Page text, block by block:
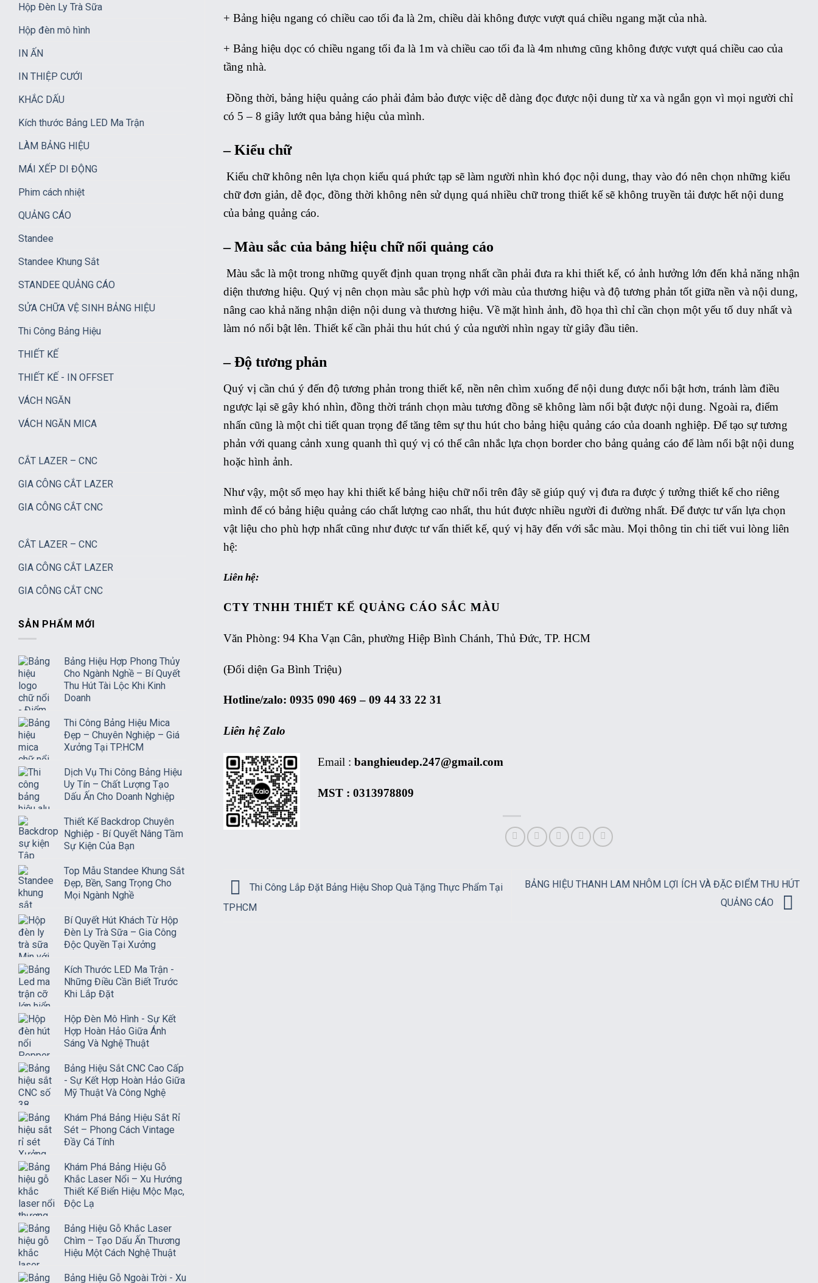
Hộp Đèn Ly Trà Sữa
Hộp đèn mô hình
IN ẤN
IN THIỆP CƯỚI
KHẮC DẤU
Kích thước Bảng LED Ma Trận
LÀM BẢNG HIỆU
MÁI XẾP DI ĐỘNG
Phim cách nhiệt
QUẢNG CÁO
Standee
Standee Khung Sắt
STANDEE QUẢNG CÁO
SỬA CHỮA VỆ SINH BẢNG HIỆU
Thi Công Bảng Hiệu
THIẾT KẾ
THIẾT KẾ - IN OFFSET
VÁCH NGĂN
VÁCH NGĂN MICA
CẮT LAZER – CNC
GIA CÔNG CẮT LAZER
GIA CÔNG CẮT CNC
CẮT LAZER – CNC
GIA CÔNG CẮT LAZER
GIA CÔNG CẮT CNC
SẢN PHẨM MỚI
Bảng Hiệu Hợp Phong Thủy
Cho Ngành Nghề – Bí Quyết
Thu Hút Tài Lộc Khi Kinh
Doanh
Thi Công Bảng Hiệu Mica
Đẹp – Chuyên Nghiệp – Giá
Xưởng Tại TP.HCM
Dịch Vụ Thi Công Bảng Hiệu
Uy Tín – Chất Lượng Tạo
Dấu Ấn Cho Doanh Nghiệp
Thiết Kế Backdrop Chuyên
Nghiệp - Bí Quyết Nâng Tầm
Sự Kiện Của Bạn
Top Mẫu Standee Khung Sắt
Đẹp, Bền, Sang Trọng Cho
Mọi Ngành Nghề
Bí Quyết Hút Khách Từ Hộp
Đèn Ly Trà Sữa – Gia Công
Độc Quyền Tại Xưởng
Kích Thước LED Ma Trận -
Những Điều Cần Biết Trước
Khi Lắp Đặt
Hộp Đèn Mô Hình - Sự Kết
Hợp Hoàn Hảo Giữa Ánh
Sáng Và Nghệ Thuật
Bảng Hiệu Sắt CNC Cao Cấp
- Sự Kết Hợp Hoàn Hảo Giữa
Mỹ Thuật Và Công Nghệ
Khám Phá Bảng Hiệu Sắt Rỉ
Sét – Phong Cách Vintage
Đầy Cá Tính
Khám Phá Bảng Hiệu Gỗ
Khắc Laser Nổi – Xu Hướng
Thiết Kế Biển Hiệu Mộc Mạc,
Độc Lạ
Bảng Hiệu Gỗ Khắc Laser
Chìm – Tạo Dấu Ấn Thương
Hiệu Một Cách Nghệ Thuật
Bảng Hiệu Gỗ Ngoài Trời - Xu
+ Bảng hiệu ngang có chiều cao tối đa là 2m, chiều dài không được vượt quá chiều ngang mặt của nhà.
+ Bảng hiệu dọc có chiều ngang tối đa là 1m và chiều cao tối đa là 4m nhưng cũng không được vượt quá chiều cao của
tầng nhà.
Đồng thời, bảng hiệu quảng cáo phải đảm bảo được việc dễ dàng đọc được nội dung từ xa và ngắn gọn vì mọi người chỉ
có 5 – 8 giây lướt qua bảng hiệu của mình.
– Kiểu chữ
Kiểu chữ không nên lựa chọn kiểu quá phức tạp sẽ làm người nhìn khó đọc nội dung, thay vào đó nên chọn những kiểu
chữ đơn giản, dễ đọc, đồng thời không nên sử dụng quá nhiều chữ trong thiết kế sẽ không truyền tải được hết nội dung
của bảng quảng cáo.
– Màu sắc của bảng hiệu chữ nổi quảng cáo
Màu sắc là một trong những quyết định quan trọng nhất cần phải đưa ra khi thiết kế, có ảnh hưởng lớn đến khả năng nhận
diện thương hiệu. Quý vị nên chọn màu sắc phù hợp với màu của thương hiệu và độ tương phản tốt giữa nền và nội dung,
nâng cao khả năng nhận diện nội dung và thương hiệu. Về mặt hình ảnh, đồ họa thì chỉ cần chọn một yếu tố duy nhất và
làm nó nổi bật lên. Thiết kế cần phải thu hút chú ý của người nhìn ngay từ giây đầu tiên.
– Độ tương phản
Quý vị cần chú ý đến độ tương phản trong thiết kế, nền nên chìm xuống để nội dung được nổi bật hơn, tránh làm điều
ngược lại sẽ gây khó nhìn, đồng thời tránh chọn màu tương đồng sẽ không làm nổi bật được nội dung. Ngoài ra, điểm
nhấn cũng là một chi tiết quan trọng để tăng têm sự thu hút cho bảng hiệu quảng cáo của doanh nghiệp. Để tạo sự tương
phản với quang cảnh xung quanh thì quý vị có thể cân nhắc lựa chọn border cho bảng quảng cáo để làm nổi bật nội dung
hoặc hình ảnh.
Như vậy, một số mẹo hay khi thiết kế bảng hiệu chữ nổi trên đây sẽ giúp quý vị đưa ra được ý tưởng thiết kế cho riêng
mình để có bảng hiệu quảng cáo chất lượng cao nhất, thu hút được nhiều người đi đường nhất. Để được tư vấn lựa chọn
vật liệu cho phù hợp nhất cũng như được tư vấn thiết kế, quý vị hãy đến với sắc màu. Mọi thông tin chi tiết vui lòng liên
hệ:
Liên hệ:
CTY TNHH THIẾT KẾ QUẢNG CÁO SẮC MÀU
Văn Phòng: 94 Kha Vạn Cân, phường Hiệp Bình Chánh, Thủ Đức, TP. HCM
(Đối diện Ga Bình Triệu)
Hotline/zalo: 0935 090 469 – 09 44 33 22 31
Liên hệ Zalo
Email : banghieudep.247@gmail.com
MST : 0313978809
Thi Công Lắp Đặt Bảng Hiệu Shop Quà Tặng Thực Phẩm Tại
TPHCM
BẢNG HIỆU THANH LAM NHÔM LỢI ÍCH VÀ ĐẶC ĐIỂM THU HÚT
QUẢNG CÁO